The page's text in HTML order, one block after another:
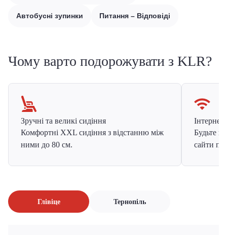
Автобусні зупинки Питання – Відповіді
Чому варто подорожувати з KLR?
Зручні та великі сидіння
Комфортні XXL сидіння з відстанню між
ними до 80 см.
Інтернет
Будьте
сайти
Глівіце Тернопіль